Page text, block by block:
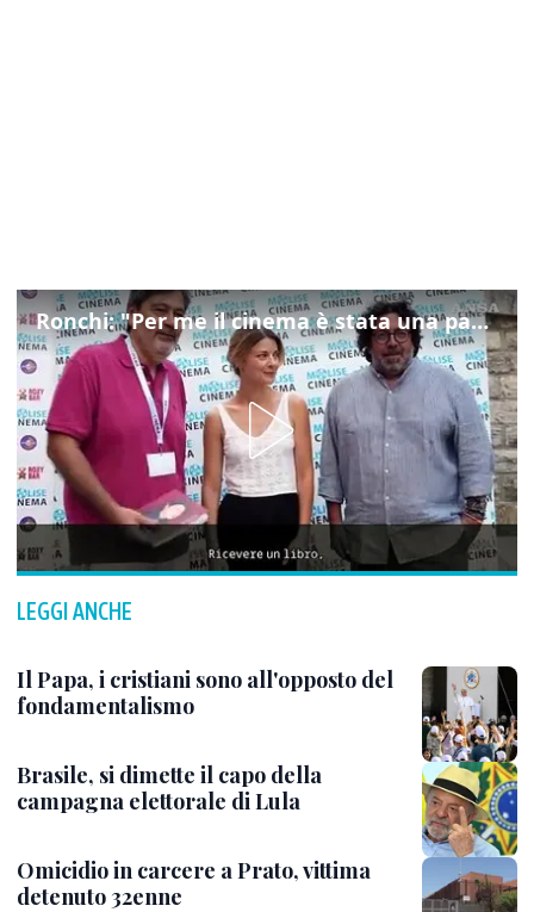
Ronchi: "Per me il cinema è stata una passione, monografia dedicata è un bel regalo"
LEGGI ANCHE
Il Papa, i cristiani sono all'opposto del
fondamentalismo
Brasile, si dimette il capo della
campagna elettorale di Lula
Omicidio in carcere a Prato, vittima
detenuto 32enne